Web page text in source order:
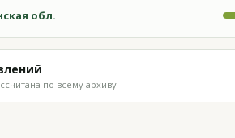
обл.
по всему архиву